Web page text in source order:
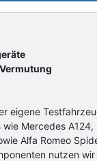
eigene
wie Mercedes A124,
Alfa Romeo
nutzen